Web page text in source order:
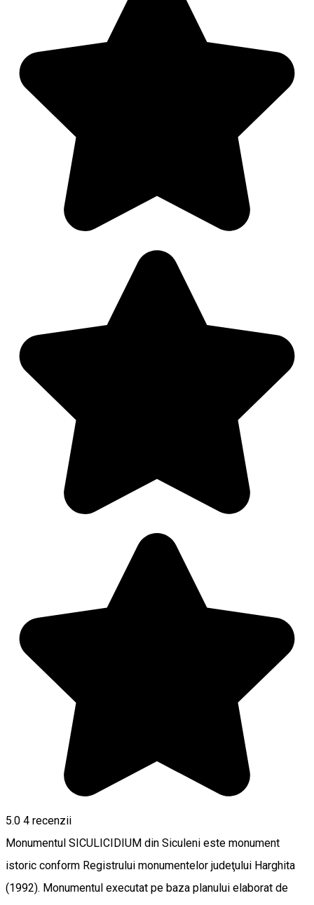
5.0 4 recenzii
Monumentul SICULICIDIUM din Siculeni este monument
istoric conform Registrului monumentelor judeţului Harghita
(1992). Monumentul executat pe baza planului elaborat de